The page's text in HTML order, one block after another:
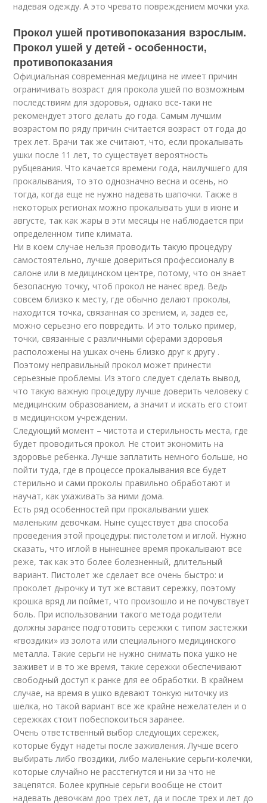
надевая одежду. А это чревато повреждением мочки уха.
Прокол ушей противопоказания взрослым.
Прокол ушей у детей - особенности,
противопоказания
Официальная современная медицина не имеет причин
ограничивать возраст для прокола ушей по возможным
последствиям для здоровья, однако все-таки не
рекомендует этого делать до года. Самым лучшим
возрастом по ряду причин считается возраст от года до
трех лет. Врачи так же считают, что, если прокалывать
ушки после 11 лет, то существует вероятность
рубцевания. Что качается времени года, наилучшего для
прокалывания, то это однозначно весна и осень, но
тогда, когда еще не нужно надевать шапочки. Также в
некоторых регионах можно прокалывать уши в июне и
августе, так как жары в эти месяцы не наблюдается при
определенном типе климата.
Ни в коем случае нельзя проводить такую процедуру
самостоятельно, лучше довериться профессионалу в
салоне или в медицинском центре, потому, что он знает
безопасную точку, чтоб прокол не нанес вред. Ведь
совсем близко к месту, где обычно делают проколы,
находится точка, связанная со зрением, и, задев ее,
можно серьезно его повредить. И это только пример,
точки, связанные с различными сферами здоровья
расположены на ушках очень близко друг к другу .
Поэтому неправильный прокол может принести
серьезные проблемы. Из этого следует сделать вывод,
что такую важную процедуру лучше доверить человеку с
медицинским образованием, а значит и искать его стоит
в медицинском учреждении.
Следующий момент – чистота и стерильность места, где
будет проводиться прокол. Не стоит экономить на
здоровье ребенка. Лучше заплатить немного больше, но
пойти туда, где в процессе прокалывания все будет
стерильно и сами проколы правильно обработают и
научат, как ухаживать за ними дома.
Есть ряд особенностей при прокалывании ушек
маленьким девочкам. Ныне существует два способа
проведения этой процедуры: пистолетом и иглой. Нужно
сказать, что иглой в нынешнее время прокалывают все
реже, так как это более болезненный, длительный
вариант. Пистолет же сделает все очень быстро: и
проколет дырочку и тут же вставит сережку, поэтому
крошка вряд ли поймет, что произошло и не почувствует
боль. При использовании такого метода родители
должны заранее подготовить сережки с типом застежки
«гвоздики» из золота или специального медицинского
металла. Такие серьги не нужно снимать пока ушко не
заживет и в то же время, такие сережки обеспечивают
свободный доступ к ранке для ее обработки. В крайнем
случае, на время в ушко вдевают тонкую ниточку из
шелка, но такой вариант все же крайне нежелателен и о
сережках стоит побеспокоиться заранее.
Очень ответственный выбор следующих сережек,
которые будут надеты после заживления. Лучше всего
выбирать либо гвоздики, либо маленькие серьги-колечки,
которые случайно не расстегнутся и ни за что не
зацепятся. Более крупные серьги вообще не стоит
надевать девочкам доо трех лет, да и после трех и лет до